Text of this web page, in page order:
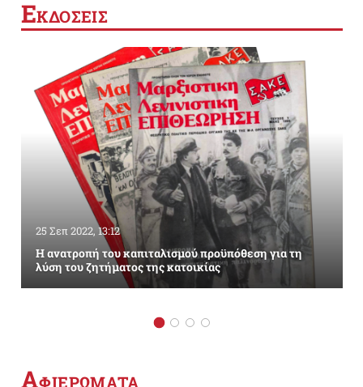
ΕΚΔΟΣΕΙΣ
25 Σεπ 2022, 13:12
Η ανατροπή του καπιταλισμού προϋπόθεση για τη
λύση του ζητήματος της κατοικίας
ΑΦΙΕΡΩΜΑΤΑ